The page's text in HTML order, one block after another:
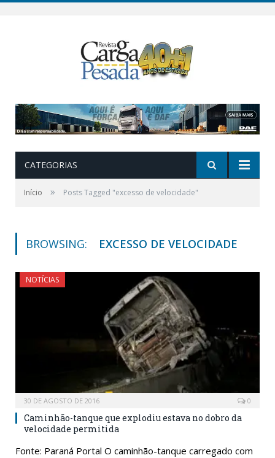
CATEGORIAS
Início » Posts Tagged "excesso de velocidade"
BROWSING: EXCESSO DE VELOCIDADE
NOTÍCIAS
30 DE AGOSTO DE 2016 0
Caminhão-tanque que explodiu estava no dobro da
velocidade permitida
Fonte: Paraná Portal O caminhão-tanque carregado com